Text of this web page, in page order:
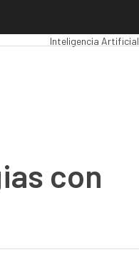
Inteligencia Artificial
con